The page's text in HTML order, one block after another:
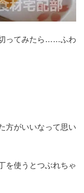
ってみたら……ふわ
方がいいなって思い
を使うとつぶれちゃ